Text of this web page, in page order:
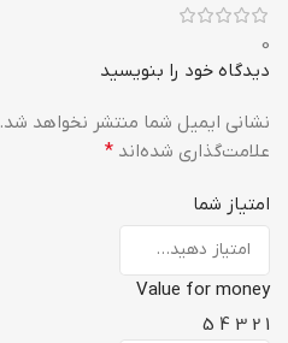
0
دیدگاه خود را بنویسید
نشانی ایمیل شما منتشر نخواهد شد.
علامت‌گذاری شده‌اند *
امتیاز شما
Value for money
1
2
3
4
5